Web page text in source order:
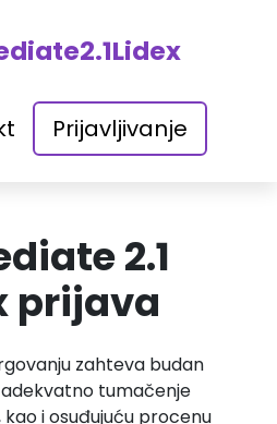
Prijavljivanje
2.1
prijava
zahteva budan
tumačenje
i osuđujuću procenu